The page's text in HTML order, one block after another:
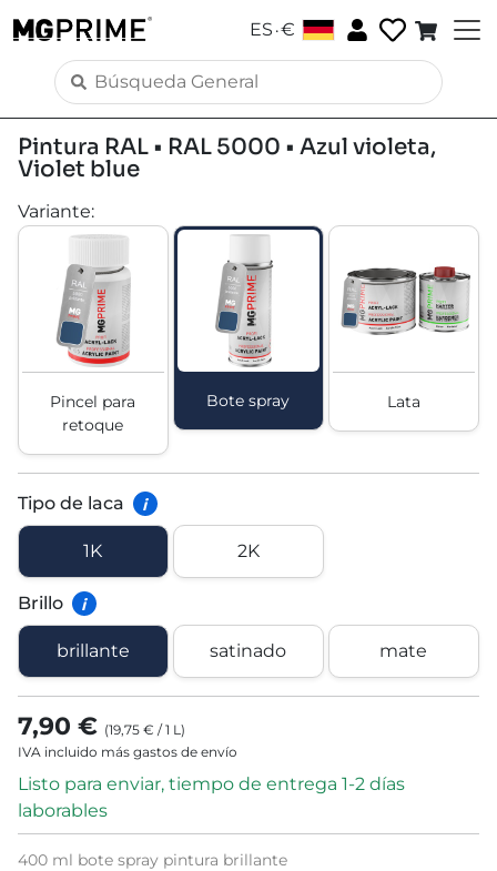
ES .€
Pintura RAL • RAL 5000 • Azul violeta,
Violet blue
Variante:
Pincel para
retoque
Bote spray Lata
Tipo de laca i
1K 2K
Brillo i
brillante satinado mate
7,90 € (19,75 € /1 L )
IVA incluido más gastos de envío
Listo para enviar, tiempo de entrega 1-2 días
laborables
400 ml bote spray pintura brillante